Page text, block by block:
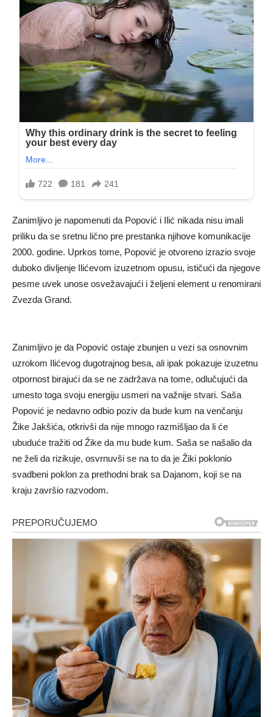
Zanimljivo je napomenuti da Popović i Ilić nikada nisu imali
priliku da se sretnu lično pre prestanka njihove komunikacije
2000. godine. Uprkos tome, Popović je otvoreno izrazio svoje
duboko divljenje Ilićevom izuzetnom opusu, ističući da njegove
pesme uvek unose osvežavajući i željeni element u renomirani
Zvezda Grand.
Zanimljivo je da Popović ostaje zbunjen u vezi sa osnovnim
uzrokom Ilićevog dugotrajnog besa, ali ipak pokazuje izuzetnu
otpornost birajući da se ne zadržava na tome, odlučujući da
umesto toga svoju energiju usmeri na važnije stvari. Saša
Popović je nedavno odbio poziv da bude kum na venčanju
Žike Jakšića, otkrivši da nije mnogo razmišljao da li će
ubuduće tražiti od Žike da mu bude kum. Saša se našalio da
ne želi da rizikuje, osvrnuvši se na to da je Žiki poklonio
svadbeni poklon za prethodni brak sa Dajanom, koji se na
kraju završio razvodom.